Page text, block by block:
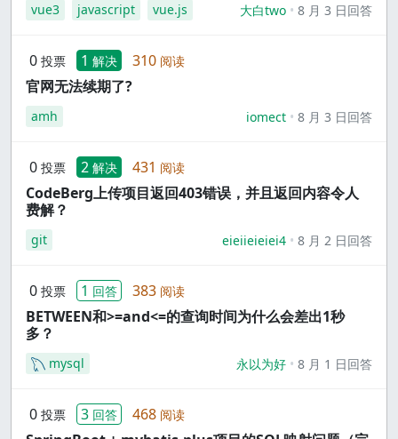
vue3 javascript vue.js 大白two 8 月 3 日回答
0 投票 1 解决 310 阅读
官网无法续期了?
amh iomect 8 月 3 日回答
0 投票 2 解决 431 阅读
CodeBerg上传项目返回403错误，并且返回内容令人
费解？
git eieiieieiei4 8 月 2 日回答
0 投票 1 回答 383 阅读
BETWEEN和>=and<=的查询时间为什么会差出1秒
多？
mysql 永以为好 8 月 1 日回答
0 投票 3 回答 468 阅读